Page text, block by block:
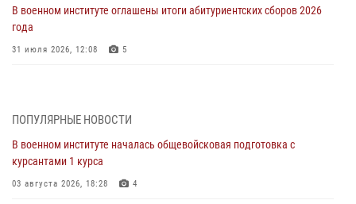
В военном институте оглашены итоги абитуриентских сборов 2026
года
31 июля 2026, 12:08 5
29 июля 2026, 06:45 2
29 июля 2026 года курсанты военного института успешно сдали
экзамен по вождению
29 июля 2026, 06:41 6
ПОПУЛЯРНЫЕ НОВОСТИ
В военном институте началась общевойсковая подготовка с
курсантами 1 курса
03 августа 2026, 18:28 4